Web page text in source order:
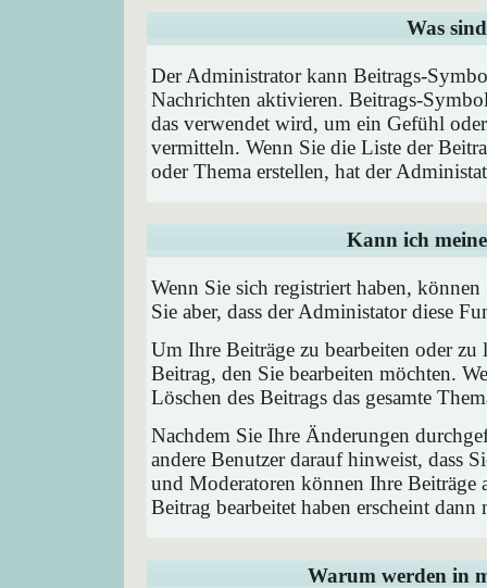
Was
Der Administrator kann Beitrags-
Nachrichten aktivieren. Beitrags-
das verwendet wird, um ein Gefühl
vermitteln. Wenn Sie die Liste der
oder Thema erstellen, hat der
Kann ich
Wenn Sie sich registriert haben,
Sie aber, dass der Administator diese
Um Ihre Beiträge zu bearbeiten oder
Beitrag, den Sie bearbeiten möchten.
Löschen des Beitrags das gesamte
Nachdem Sie Ihre Änderungen
andere Benutzer darauf hinweist, dass
und Moderatoren können Ihre Beiträge
Beitrag bearbeitet haben erscheint
Warum werden in